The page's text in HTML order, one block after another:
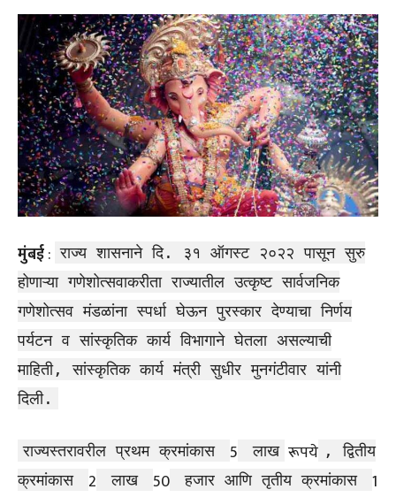
मुंबई: राज्य शासनाने दि. ३१ ऑगस्ट २०२२ पासून सुरु
होणाऱ्या गणेशोत्सवाकरीता राज्यातील उत्कृष्ट सार्वजनिक
गणेशोत्सव मंडळांना स्पर्धा घेऊन पुरस्कार देण्याचा निर्णय
पर्यटन व सांस्कृतिक कार्य विभागाने घेतला असल्याची
माहिती, सांस्कृतिक कार्य मंत्री सुधीर मुनगंटीवार यांनी
दिली.
राज्यस्तरावरील प्रथम क्रमांकास 5 लाख रूपये , द्वितीय
क्रमांकास
2 लाख 50 हजार आणि तृतीय क्रमांकास 1